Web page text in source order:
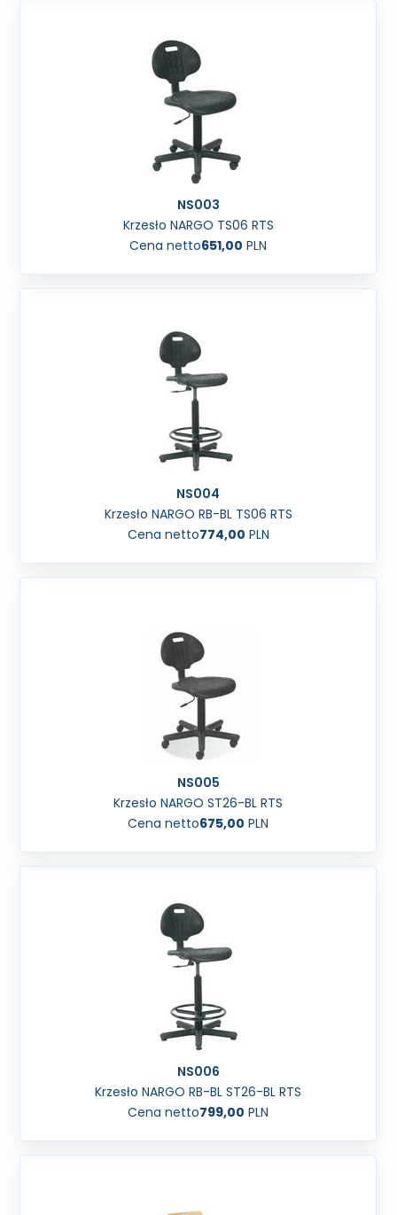
NS003
Krzesło NARGO TS06 RTS
Cena netto651,00 PLN
NS004
Krzesło NARGO RB-BL TS06 RTS
Cena netto774,00 PLN
NS005
Krzesło NARGO ST26-BL RTS
Cena netto675,00 PLN
NS006
Krzesło NARGO RB-BL ST26-BL RTS
Cena netto799,00 PLN